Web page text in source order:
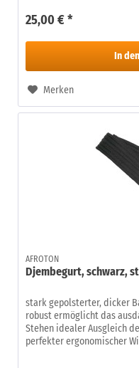
25,00 € *
In den
Merken
AFROTON
Djembegurt, schwarz,
stark gepolsterter, dicker
robust ermöglicht das
Stehen idealer Ausgleich
perfekter ergonomischer